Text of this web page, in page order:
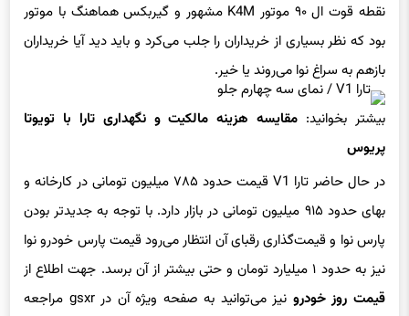
نقطه قوت ال ۹۰ موتور K4M مشهور و گیربکس هماهنگ با موتور
بود که نظر بسیاری از خریداران را جلب می‌کرد و باید دید آیا خریداران
بازهم به سراغ نوا می‌روند یا خیر.
بیشتر بخوانید: مقایسه هزینه مالکیت و نگهداری تارا با تویوتا
پریوس
در حال حاضر تارا V1 قیمت حدود ۷۸۵ میلیون تومانی در کارخانه و
بهای حدود ۹۱۵ میلیون تومانی در بازار دارد. با توجه به جدیدتر بودن
پارس نوا و قیمت‌گذاری رقبای آن انتظار می‌رود قیمت پارس خودرو نوا
نیز به حدود ۱ میلیارد تومان و حتی بیشتر از آن برسد. جهت اطلاع از
قیمت روز خودرو
نیز می‌توانید به صفحه ویژه آن در gsxr مراجعه